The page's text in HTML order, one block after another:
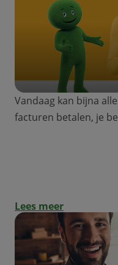
Vandaag kan bijna
facturen betalen, je
Lees meer